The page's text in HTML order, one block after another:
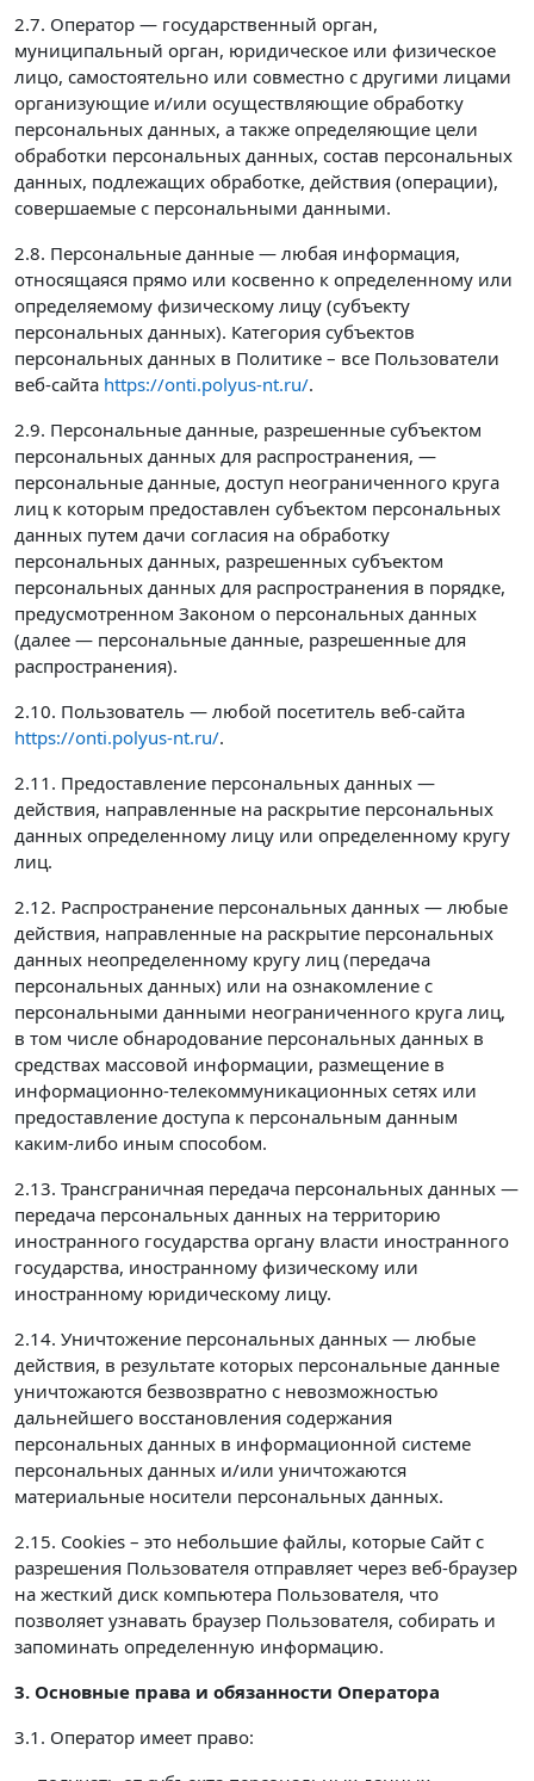
2.7. Оператор — государственный орган,
муниципальный орган, юридическое или физическое
лицо, самостоятельно или совместно с другими лицами
организующие и/или осуществляющие обработку
персональных данных, а также определяющие цели
обработки персональных данных, состав персональных
данных, подлежащих обработке, действия (операции),
совершаемые с персональными данными.
2.8. Персональные данные — любая информация,
относящаяся прямо или косвенно к определенному или
определяемому физическому лицу (субъекту
персональных данных). Категория субъектов
персональных данных в Политике – все Пользователи
веб-сайта https://onti.polyus-nt.ru/.
2.9. Персональные данные, разрешенные субъектом
персональных данных для распространения, —
персональные данные, доступ неограниченного круга
лиц к которым предоставлен субъектом персональных
данных путем дачи согласия на обработку
персональных данных, разрешенных субъектом
персональных данных для распространения в порядке,
предусмотренном Законом о персональных данных
(далее — персональные данные, разрешенные для
распространения).
2.10. Пользователь — любой посетитель веб-сайта
https://onti.polyus-nt.ru/.
2.11. Предоставление персональных данных —
действия, направленные на раскрытие персональных
данных определенному лицу или определенному кругу
лиц.
2.12. Распространение персональных данных — любые
действия, направленные на раскрытие персональных
данных неопределенному кругу лиц (передача
персональных данных) или на ознакомление с
персональными данными неограниченного круга лиц,
в том числе обнародование персональных данных в
средствах массовой информации, размещение в
информационно-телекоммуникационных сетях или
предоставление доступа к персональным данным
каким-либо иным способом.
2.13. Трансграничная передача персональных данных —
передача персональных данных на территорию
иностранного государства органу власти иностранного
государства, иностранному физическому или
иностранному юридическому лицу.
2.14. Уничтожение персональных данных — любые
действия, в результате которых персональные данные
уничтожаются безвозвратно с невозможностью
дальнейшего восстановления содержания
персональных данных в информационной системе
персональных данных и/или уничтожаются
материальные носители персональных данных.
2.15. Cookies – это небольшие файлы, которые Сайт с
разрешения Пользователя отправляет через веб-браузер
на жесткий диск компьютера Пользователя, что
позволяет узнавать браузер Пользователя, собирать и
запоминать определенную информацию.
3. Основные права и обязанности Оператора
3.1. Оператор имеет право: